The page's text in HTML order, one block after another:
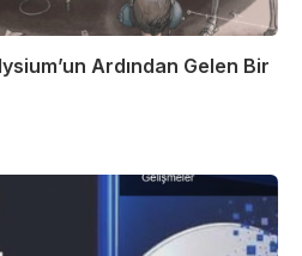
Ardından Gelen Bir